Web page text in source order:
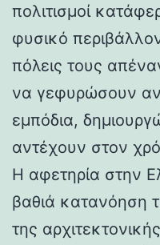
πολιτισμοί
φυσικό
πόλεις τους
να γεφυρώσουν
εμπόδια,
αντέχουν στον
Η αφετηρία στην
βαθιά κατανόηση
της